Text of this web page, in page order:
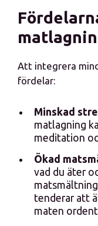
Att integrera
fördelar:
Minskad
matlagning
meditation
Ökad
vad du äter
tenderar att
maten